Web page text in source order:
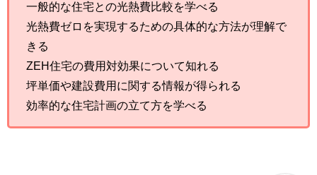
一般的な住宅との光熱費比較を学べる
光熱費ゼロを実現するための具体的な方法が理解で
きる
ZEH住宅の費用対効果について知れる
坪単価や建設費用に関する情報が得られる
効率的な住宅計画の立て方を学べる